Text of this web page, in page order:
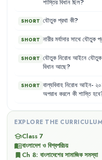
শাস্তির বিধান ছিল?
SHORT যৌতুক প্রথা কী?
SHORT নারীর মর্যাদার সাথে যৌতুক
SHORT যৌতুক নিরোধ আইনে যৌতুক
বিধান আছে?
SHORT বাল্যবিবাহ নিরোধ আইন-
অপরাধ করলে কী শাস্তি হবে
EXPLORE THE CURRICULUM
schoolClass 7
menu_bookবাংলাদেশ ও বিশ্বপরিচয়
bookmark Ch 8: বাংলাদেশের সামাজিক সমস্যা